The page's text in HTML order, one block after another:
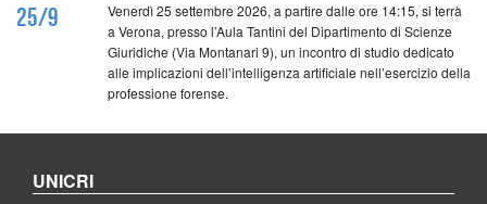
25/9
Venerdì 25 settembre 2026, a partire dalle ore 14:15, si terrà
a Verona, presso l’Aula Tantini del Dipartimento di Scienze
Giuridiche (Via Montanari 9), un incontro di studio dedicato
alle implicazioni dell’intelligenza artificiale nell’esercizio della
professione forense.
UNICRI